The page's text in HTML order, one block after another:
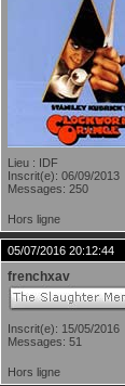
Lieu : IDF
Inscrit(e): 06/09/2013
Messages: 250
Hors ligne
05/07/2016 20:12:44
frenchxav
Inscrit(e): 15/05/2016
Messages: 51
Hors ligne